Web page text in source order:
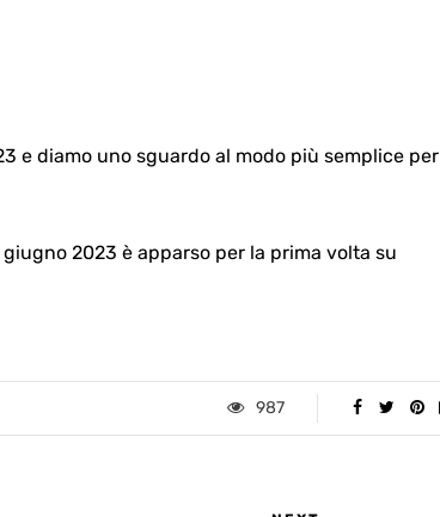
e diamo uno sguardo al modo più semplice per
2023 è apparso per la prima volta su
987